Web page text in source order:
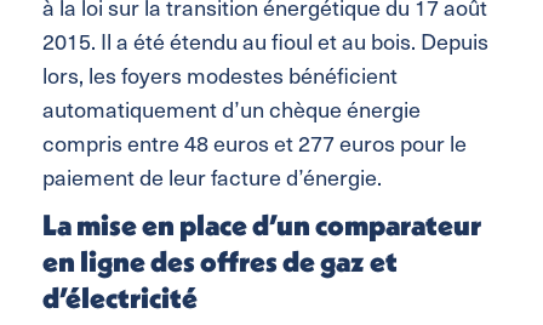
2015. Il a été étendu au fioul et au bois. Depuis
lors, les foyers modestes bénéficient
automatiquement d’un chèque énergie
compris entre 48 euros et 277 euros pour le
paiement de leur facture d’énergie.
La mise en place d’un comparateur
en ligne des offres de gaz et
d’électricité